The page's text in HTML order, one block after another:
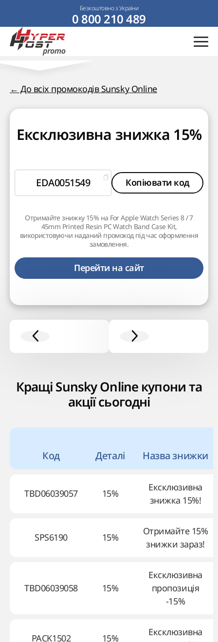
Безкоштовно з України
0 800 210 489
← До всіх промокодів Sunsky Online
Ексклюзивна знижка 15%
EDA0051549 Копіювати код
Отримайте знижку 15% на For Apple Watch Series 8 / 7
45mm Printed Resin PC Watch Band Case Kit,
використовуючи наданий промокод під час оформлення
замовлення.
Перейти на сайт
Кращі Sunsky Online купони та
акції сьогодні
Код Деталі Назва знижки
TBD06039057 15%
Ексклюзивна
знижка 15%!
SPS6190 15%
Отримайте 15%
знижки зараз!
TBD06039058 15%
Ексклюзивна
пропозиція
-15%
PACK1502 15%
Ексклюзивна